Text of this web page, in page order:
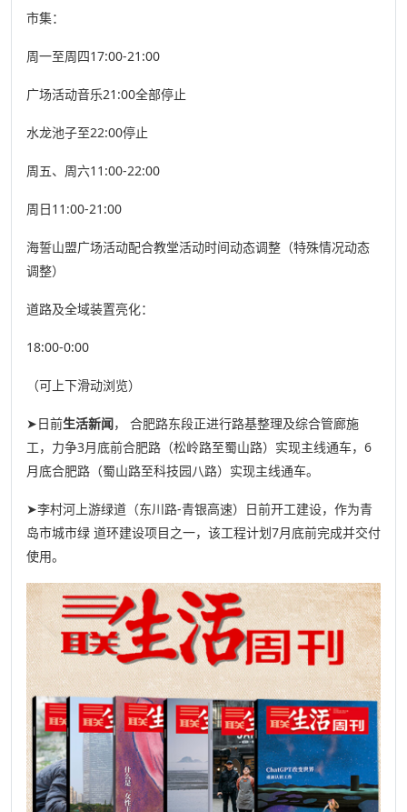
市集：
周一至周四17:00-21:00
广场活动音乐21:00全部停止
水龙池子至22:00停止
周五、周六11:00-22:00
周日11:00-21:00
海誓山盟广场活动配合教堂活动时间动态调整（特殊情况动态
调整）
道路及全域装置亮化：
18:00-0:00
（可上下滑动浏览）
➤日前生活新闻， 合肥路东段正进行路基整理及综合管廊施
工，力争3月底前合肥路（松岭路至蜀山路）实现主线通车，6
月底合肥路（蜀山路至科技园八路）实现主线通车。
➤李村河上游绿道（东川路-青银高速）日前开工建设，作为青
岛市城市绿 道环建设项目之一，该工程计划7月底前完成并交付
使用。